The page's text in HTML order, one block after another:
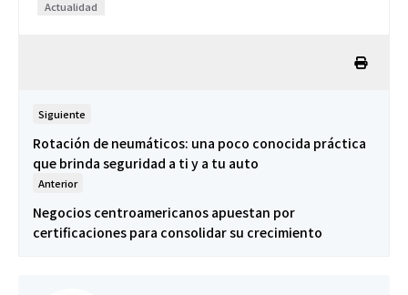
Actualidad
Siguiente
Rotación de neumáticos: una poco conocida práctica
que brinda seguridad a ti y a tu auto
Anterior
Negocios centroamericanos apuestan por
certificaciones para consolidar su crecimiento